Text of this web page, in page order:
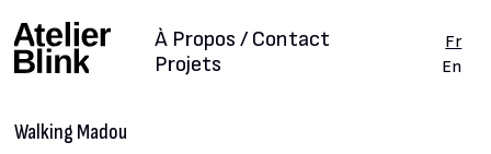
Projets
À Propos / Contact
Fr
En
Walking Madou